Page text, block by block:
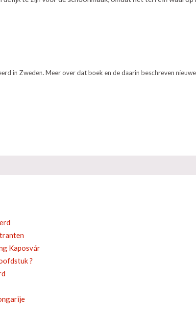
in Zweden. Meer over dat boek en de daarin beschreven
Kaposvár
?